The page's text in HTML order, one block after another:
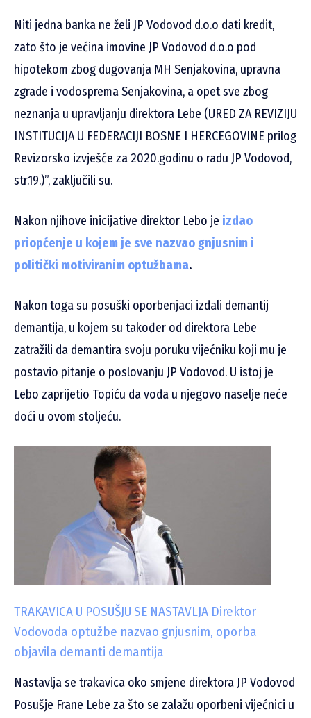
Niti jedna banka ne želi JP Vodovod d.o.o dati kredit,
zato što je većina imovine JP Vodovod d.o.o pod
hipotekom zbog dugovanja MH Senjakovina, upravna
zgrade i vodosprema Senjakovina, a opet sve zbog
neznanja u upravljanju direktora Lebe (URED ZA REVIZIJU
INSTITUCIJA U FEDERACIJI BOSNE I HERCEGOVINE prilog
Revizorsko izvješće za 2020.godinu o radu JP Vodovod,
str.19.)”, zaključili su.
Nakon njihove inicijative direktor Lebo je izdao
priopćenje u kojem je sve nazvao gnjusnim i
politički motiviranim optužbama.
Nakon toga su posuški oporbenjaci izdali demantij
demantija, u kojem su također od direktora Lebe
zatražili da demantira svoju poruku vijećniku koji mu je
postavio pitanje o poslovanju JP Vodovod. U istoj je
Lebo zaprijetio Topiću da voda u njegovo naselje neće
doći u ovom stoljeću.
TRAKAVICA U POSUŠJU SE NASTAVLJA Direktor
Vodovoda optužbe nazvao gnjusnim, oporba
objavila demanti demantija
Nastavlja se trakavica oko smjene direktora JP Vodovod
Posušje Frane Lebe za što se zalažu oporbeni vijećnici u